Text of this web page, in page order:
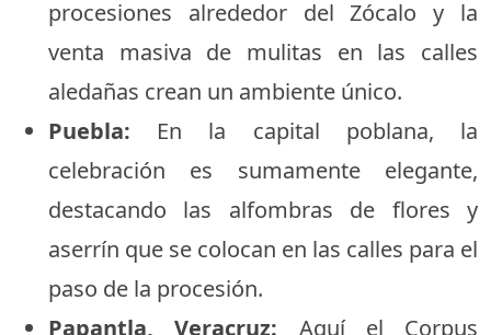
procesiones alrededor del Zócalo y la
venta masiva de mulitas en las calles
aledañas crean un ambiente único.
Puebla: En la capital poblana, la
celebración es sumamente elegante,
destacando las alfombras de flores y
aserrín que se colocan en las calles para el
paso de la procesión.
Papantla, Veracruz: Aquí el Corpus